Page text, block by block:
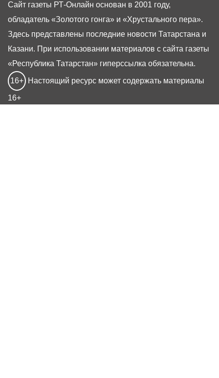
Сайт газеты РТ-Онлайн основан в 2001 году,
обладатель «Золотого гонга» и «Хрустального пера».
Здесь представлены последние новости Татарстана и
Казани. При использовании материалов с сайта газеты
«Республика Татарстан» гиперссылка обязательна.
16+ Настоящий ресурс может содержать материалы
16+